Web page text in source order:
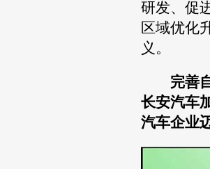
研发、促
区域优化
义。
完善
长安汽车
汽车企业